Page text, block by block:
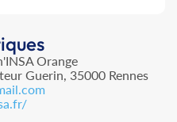
Orange
Guerin, 35000 Rennes